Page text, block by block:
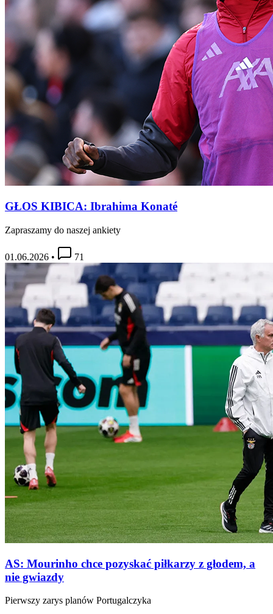
GŁOS KIBICA: Ibrahima Konaté
Zapraszamy do naszej ankiety
01.06.2026 • 71
AS: Mourinho chce pozyskać piłkarzy z głodem, a
nie gwiazdy
Pierwszy zarys planów Portugalczyka